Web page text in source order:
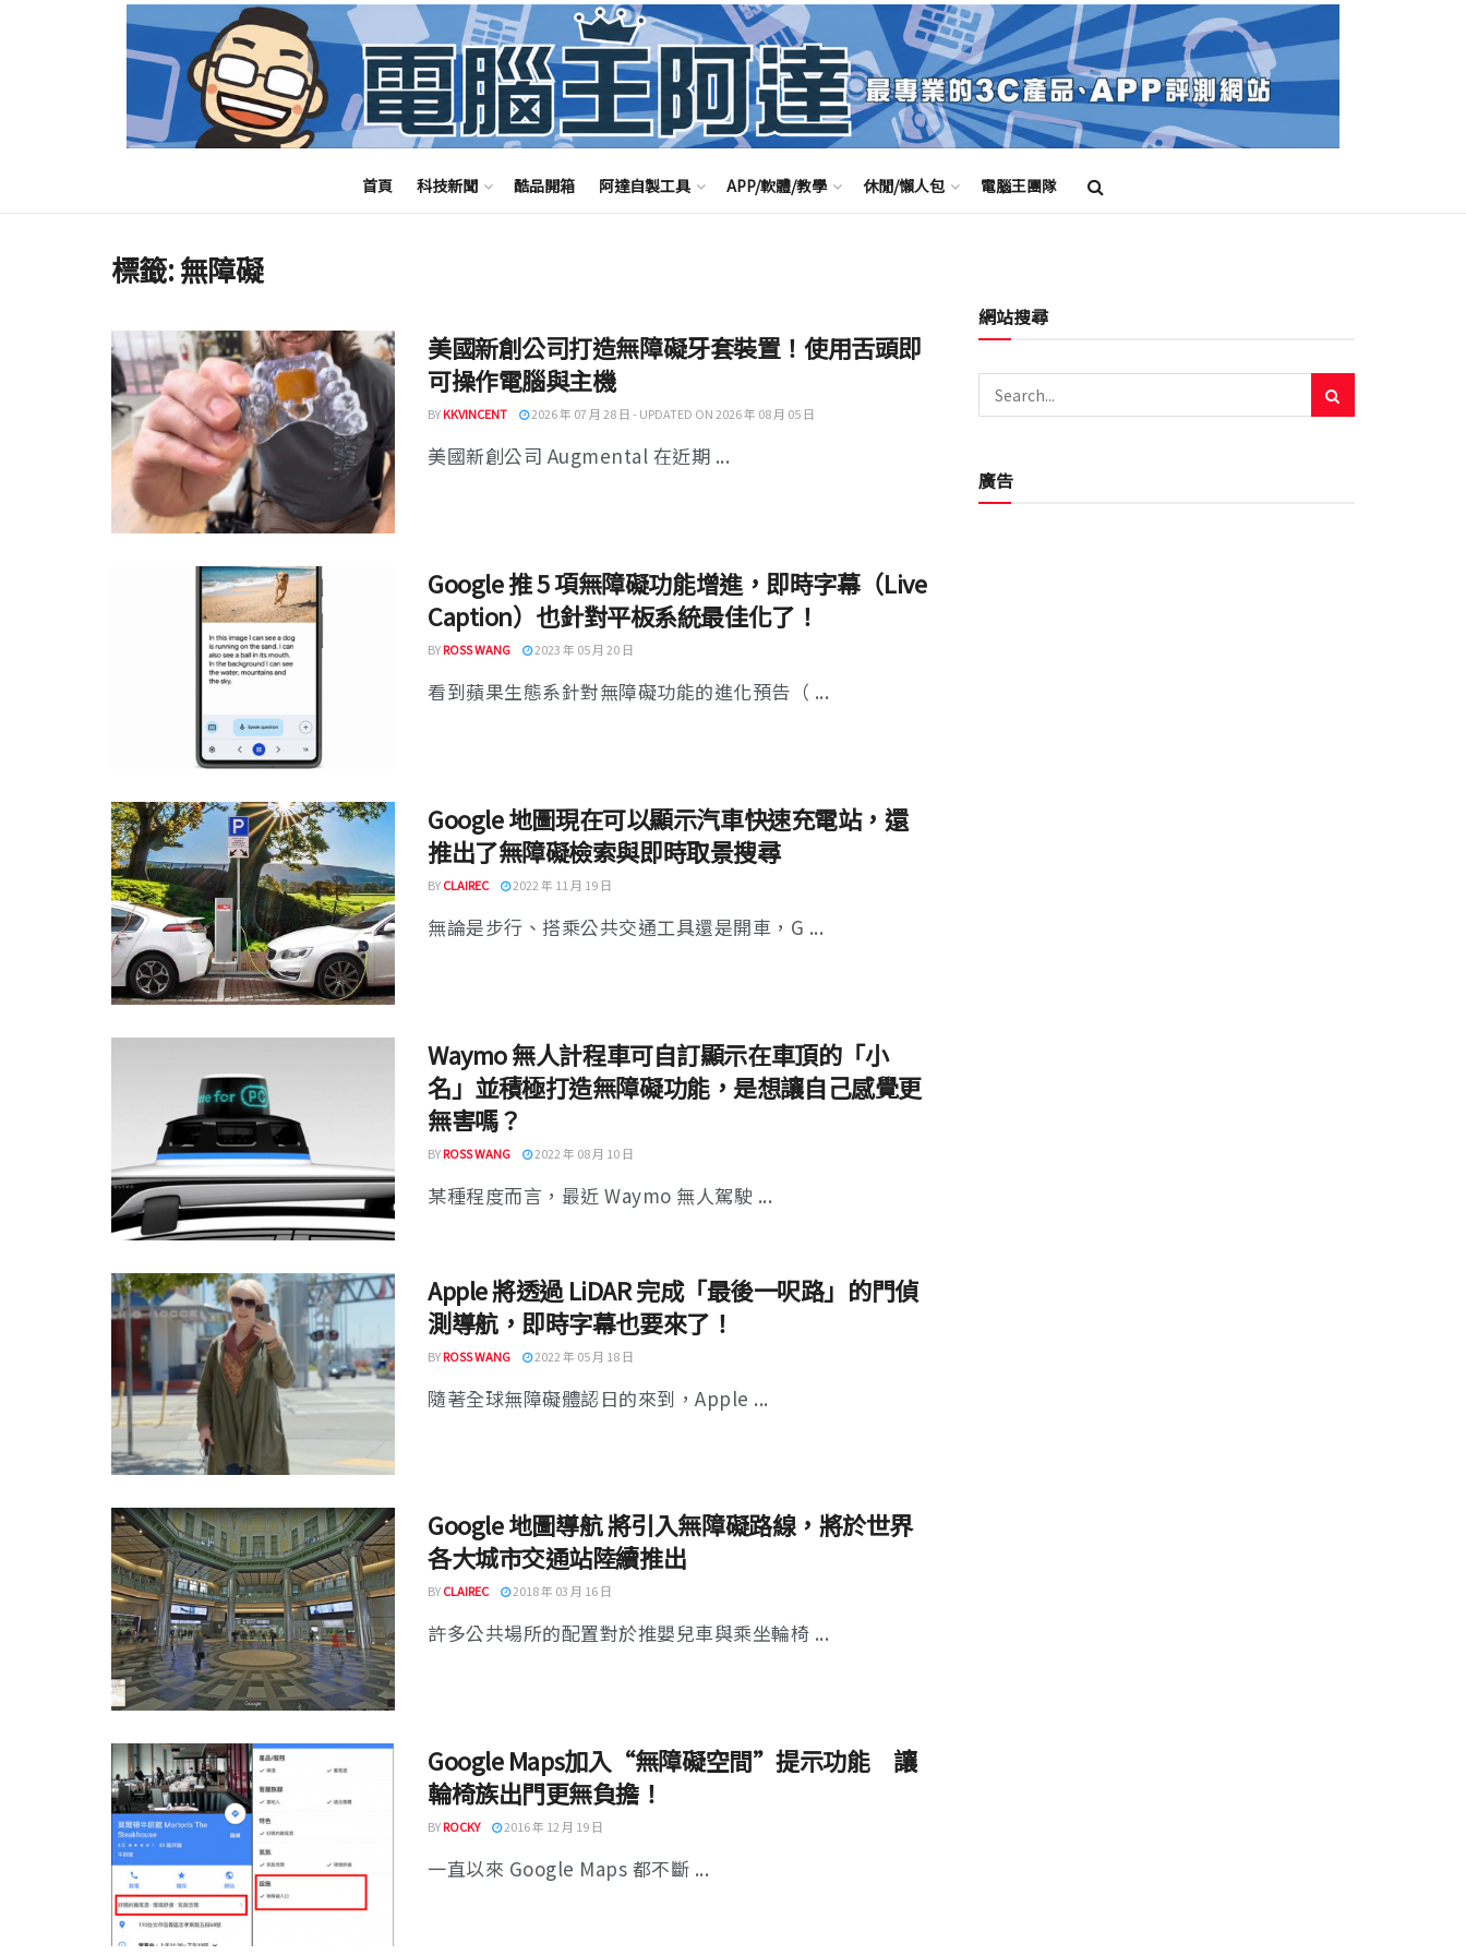
首頁 科技新聞 酷品開箱 阿達自製工具 APP/軟體/教學 休閒/懶人包 電腦王團隊
標籤:無障礙
美國新創公司打造無障礙牙套裝置！使用舌頭即
可操作電腦與主機
BYKKVINCENT 2026 年 07 月 28 日 - UPDATED ON 2026 年 08 月 05 日
美國新創公司 Augmental 在近期 ...
Google 推 5 項無障礙功能增進，即時字幕（Live
Caption）也針對平板系統最佳化了！
BYROSS WANG 2023 年 05 月 20 日
看到蘋果生態系針對無障礙功能的進化預告（ ...
Google 地圖現在可以顯示汽車快速充電站，還
推出了無障礙檢索與即時取景搜尋
BYCLAIREC 2022 年 11 月 19 日
無論是步行、搭乘公共交通工具還是開車，G ...
Waymo 無人計程車可自訂顯示在車頂的「小
名」並積極打造無障礙功能，是想讓自己感覺更
無害嗎？
BYROSS WANG 2022 年 08 月 10 日
某種程度而言，最近 Waymo 無人駕駛 ...
Apple 將透過 LiDAR 完成「最後一呎路」的門偵
測導航，即時字幕也要來了！
BYROSS WANG 2022 年 05 月 18 日
隨著全球無障礙體認日的來到，Apple ...
Google 地圖導航 將引入無障礙路線，將於世界
各大城市交通站陸續推出
BYCLAIREC 2018 年 03 月 16 日
許多公共場所的配置對於推嬰兒車與乘坐輪椅 ...
Google Maps加入“無障礙空間”提示功能 讓
輪椅族出門更無負擔！
BYROCKY 2016 年 12 月 19 日
一直以來 Google Maps 都不斷 ...
網站搜尋
廣告